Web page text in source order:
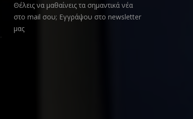
Θέλεις να μαθαίνεις τα σημαντικά νέα
στο mail σου; Εγγράψου στο newsletter
μας